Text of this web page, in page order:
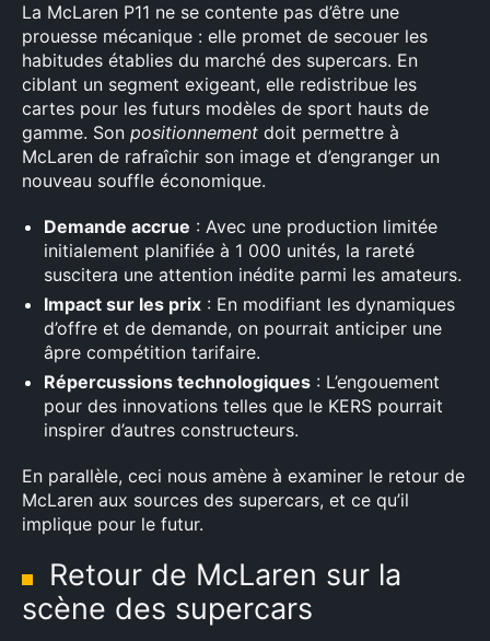
La McLaren P11 ne se contente pas d’être une
prouesse mécanique : elle promet de secouer les
habitudes établies du marché des supercars. En
ciblant un segment exigeant, elle redistribue les
cartes pour les futurs modèles de sport hauts de
gamme. Son positionnement doit permettre à
McLaren de rafraîchir son image et d’engranger un
nouveau souffle économique.
Demande accrue : Avec une production limitée
initialement planifiée à 1 000 unités, la rareté
suscitera une attention inédite parmi les amateurs.
Impact sur les prix : En modifiant les dynamiques
d’offre et de demande, on pourrait anticiper une
âpre compétition tarifaire.
Répercussions technologiques : L’engouement
pour des innovations telles que le KERS pourrait
inspirer d’autres constructeurs.
En parallèle, ceci nous amène à examiner le retour de
McLaren aux sources des supercars, et ce qu’il
implique pour le futur.
Retour de McLaren sur la
scène des supercars
×
: